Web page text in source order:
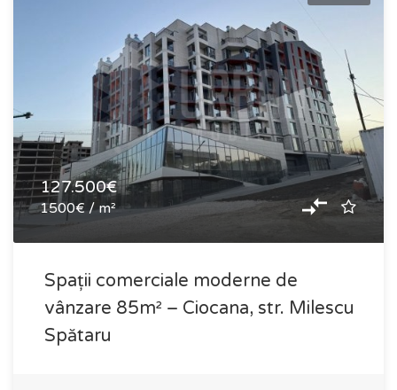
127.500€
1500€ / m²
Spații comerciale moderne de
vânzare 85m² – Ciocana, str. Milescu
Spătaru